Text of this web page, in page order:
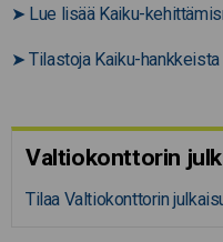
➤ Lue lisää Kaiku-
➤ Tilastoja Kaiku-hankkeista
Valtiokonttorin
Tilaa Valtiokonttorin